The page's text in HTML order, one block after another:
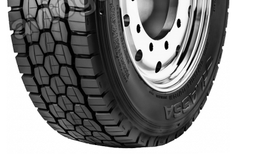
Баланс на автомобилните гуми